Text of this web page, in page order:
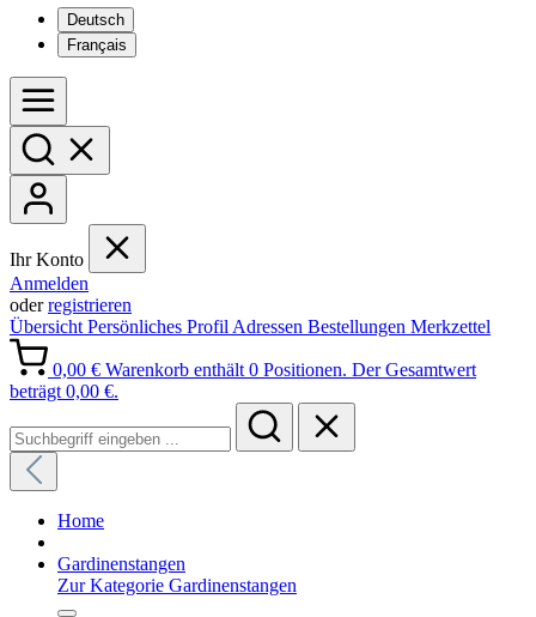
Deutsch
Français
Ihr Konto
Anmelden
oderregistrieren
Übersicht Persönliches Profil Adressen Bestellungen Merkzettel
0,00 € Warenkorb enthält 0 Positionen. Der Gesamtwert
beträgt 0,00 €.
Home
Gardinenstangen
Zur Kategorie Gardinenstangen